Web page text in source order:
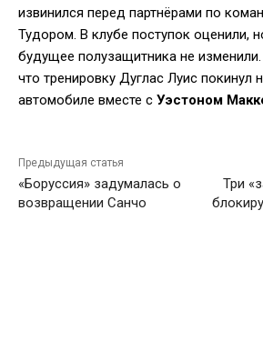
извинился перед партнёрами по
Тудором. В клубе поступок оценили,
будущее полузащитника не
что тренировку Дуглас Луис покинул
автомобиле вместе с Уэстоном
Предыдущая статья
«Боруссия» задумалась о
возвращении Санчо
Три